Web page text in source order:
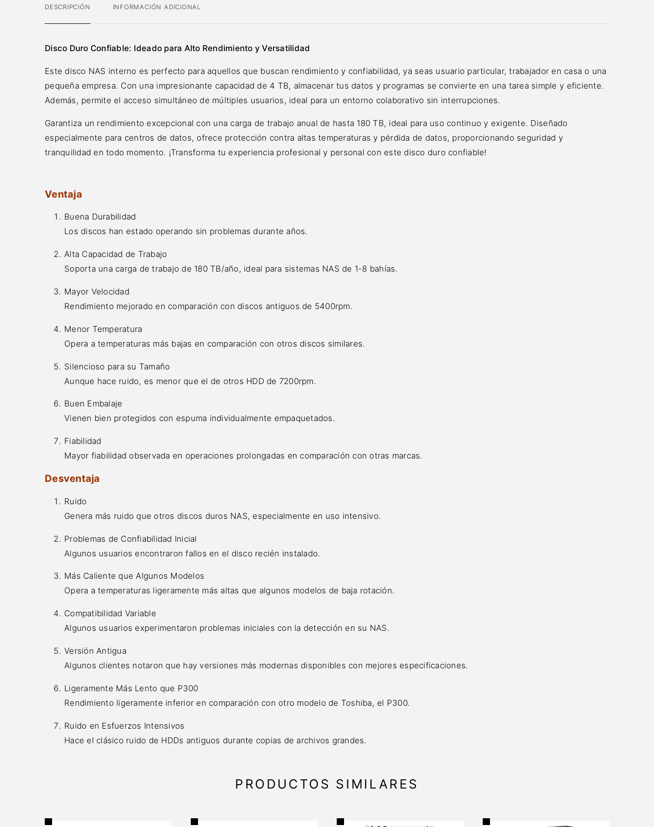
DESCRIPCIÓN INFORMACIÓN ADICIONAL
Disco Duro Confiable: Ideado para Alto Rendimiento y Versatilidad
Este disco NAS interno es perfecto para aquellos que buscan rendimiento y confiabilidad, ya seas usuario particular, trabajador en casa o una
pequeña empresa. Con una impresionante capacidad de 4 TB, almacenar tus datos y programas se convierte en una tarea simple y eficiente.
Además, permite el acceso simultáneo de múltiples usuarios, ideal para un entorno colaborativo sin interrupciones.
Garantiza un rendimiento excepcional con una carga de trabajo anual de hasta 180 TB, ideal para uso continuo y exigente. Diseñado
especialmente para centros de datos, ofrece protección contra altas temperaturas y pérdida de datos, proporcionando seguridad y
tranquilidad en todo momento. ¡Transforma tu experiencia profesional y personal con este disco duro confiable!
Ventaja
Buena Durabilidad
Los discos han estado operando sin problemas durante años.
Alta Capacidad de Trabajo
Soporta una carga de trabajo de 180 TB/año, ideal para sistemas NAS de 1-8 bahías.
Mayor Velocidad
Rendimiento mejorado en comparación con discos antiguos de 5400rpm.
Menor Temperatura
Opera a temperaturas más bajas en comparación con otros discos similares.
Silencioso para su Tamaño
Aunque hace ruido, es menor que el de otros HDD de 7200rpm.
Buen Embalaje
Vienen bien protegidos con espuma individualmente empaquetados.
Fiabilidad
Mayor fiabilidad observada en operaciones prolongadas en comparación con otras marcas.
Desventaja
Ruido
Genera más ruido que otros discos duros NAS, especialmente en uso intensivo.
Problemas de Confiabilidad Inicial
Algunos usuarios encontraron fallos en el disco recién instalado.
Más Caliente que Algunos Modelos
Opera a temperaturas ligeramente más altas que algunos modelos de baja rotación.
Compatibilidad Variable
Algunos usuarios experimentaron problemas iniciales con la detección en su NAS.
Versión Antigua
Algunos clientes notaron que hay versiones más modernas disponibles con mejores especificaciones.
Ligeramente Más Lento que P300
Rendimiento ligeramente inferior en comparación con otro modelo de Toshiba, el P300.
Ruido en Esfuerzos Intensivos
Hace el clásico ruido de HDDs antiguos durante copias de archivos grandes.
PRODUCTOS SIMILARES